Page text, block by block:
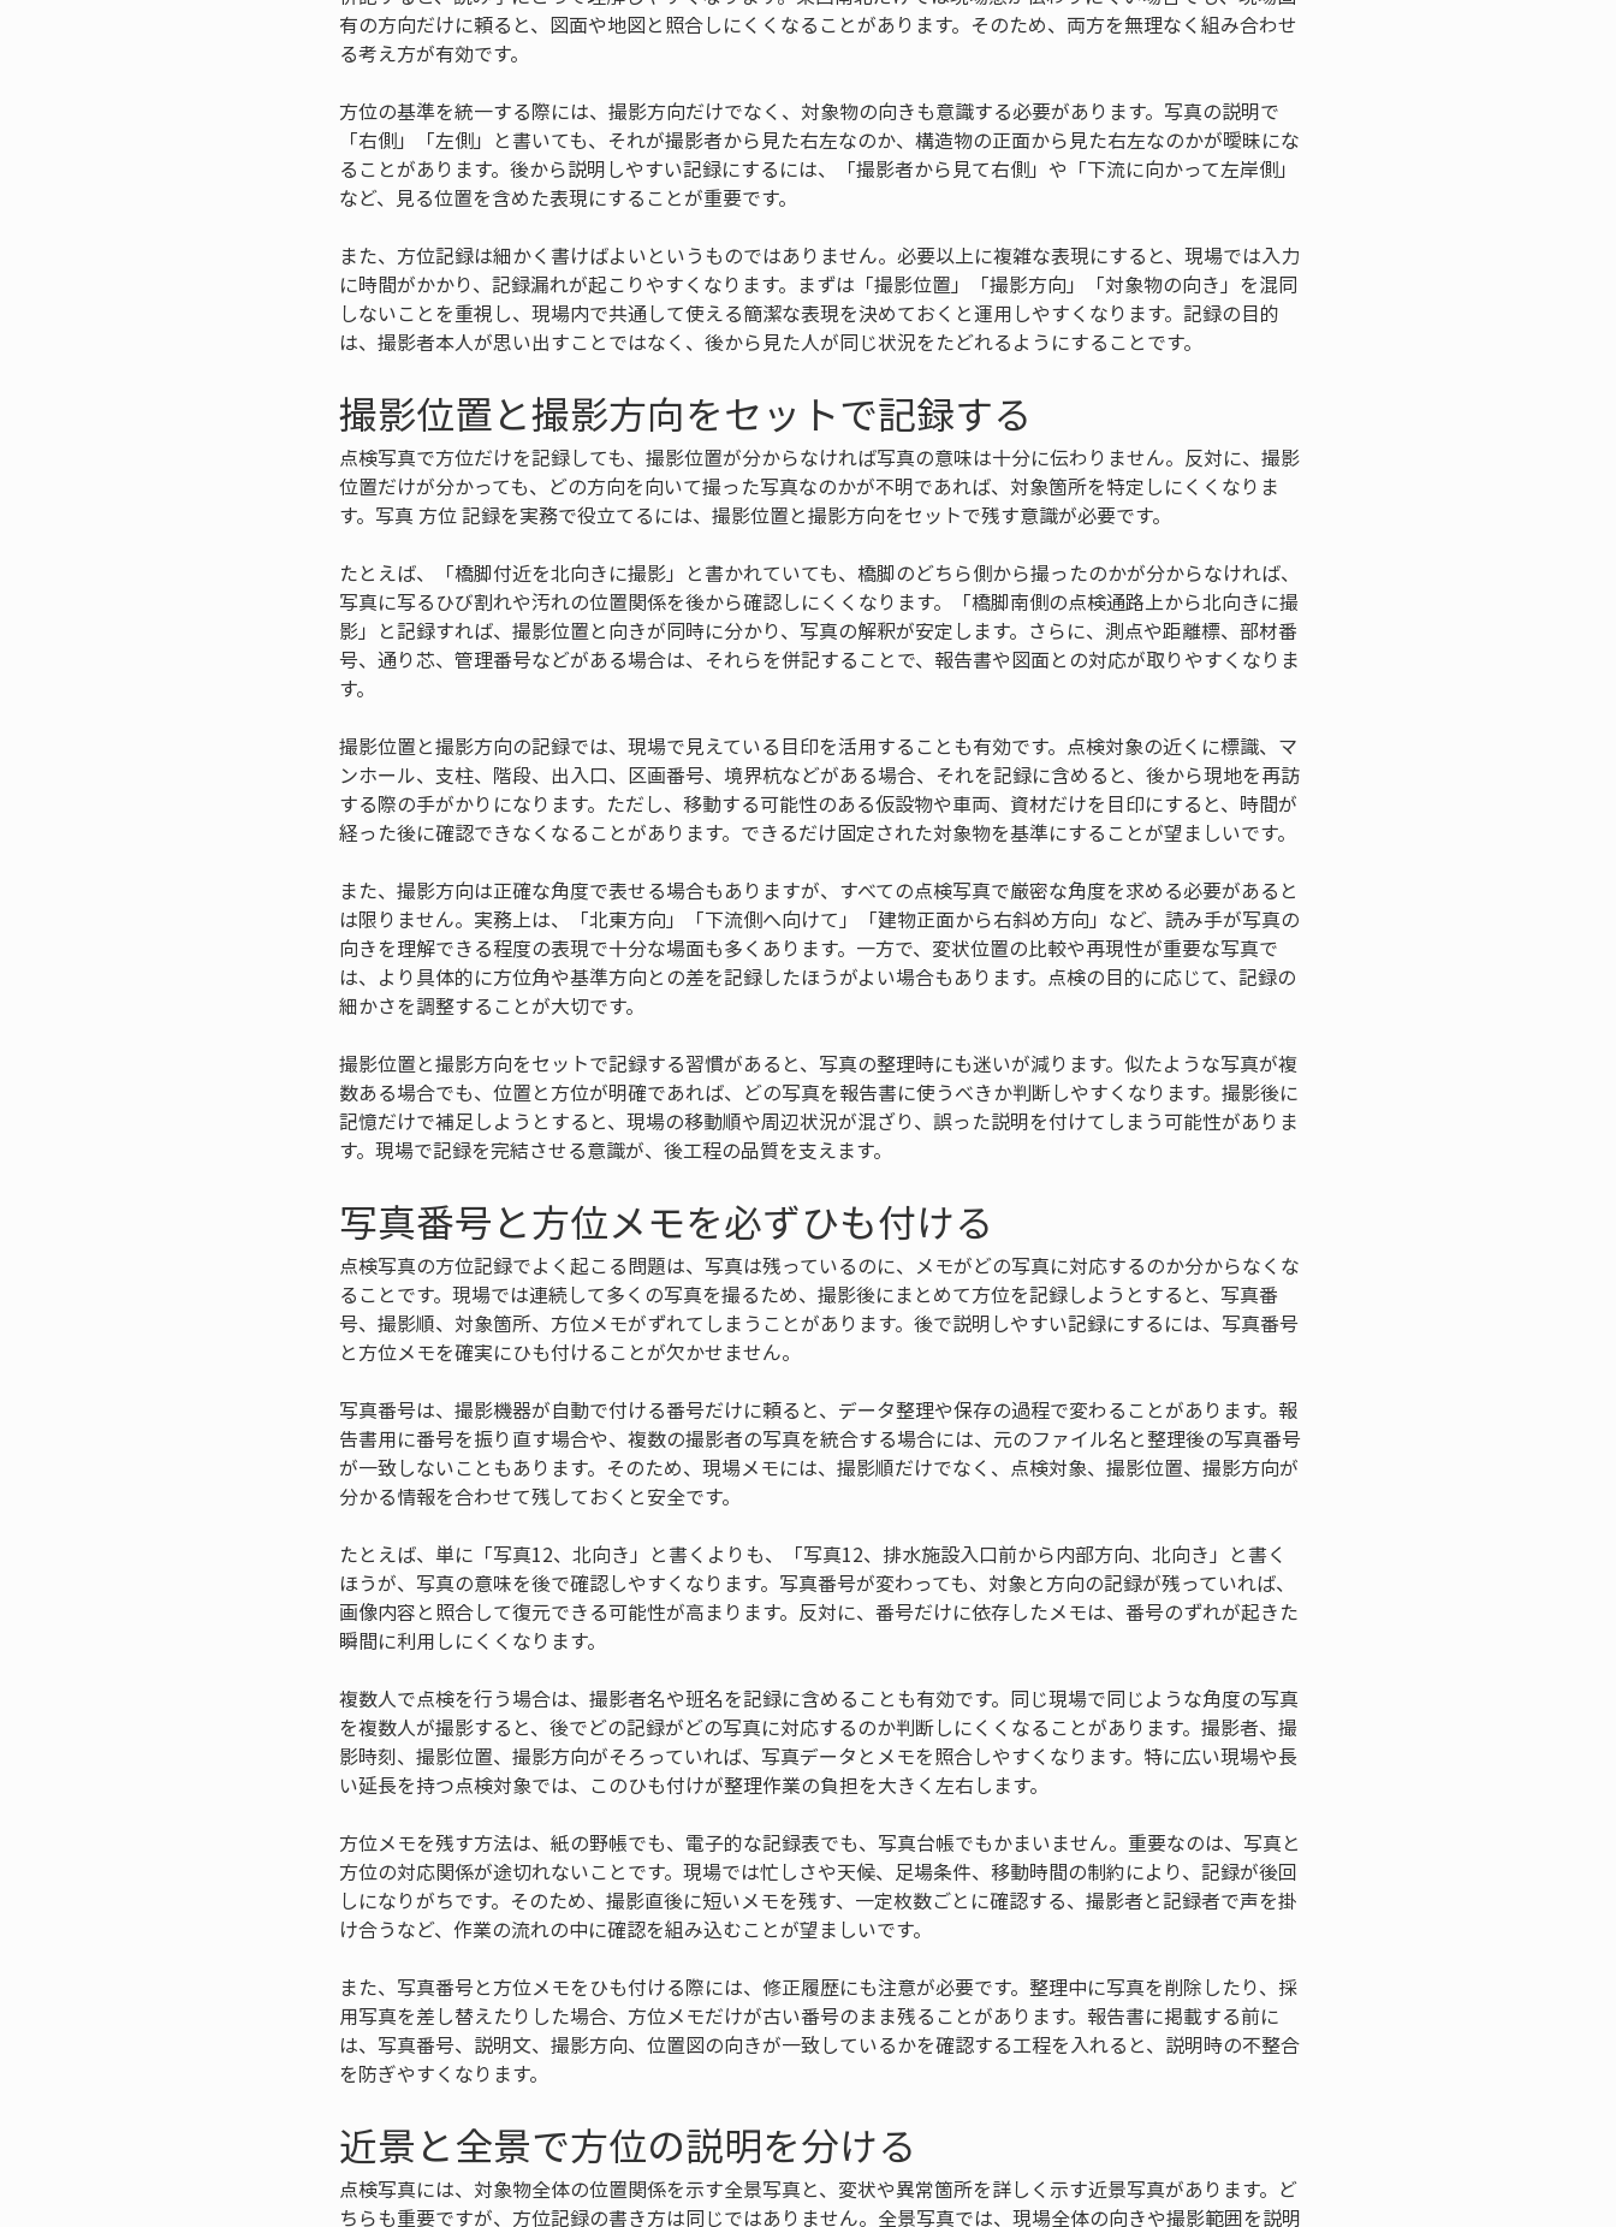
有の方向だけに頼ると、図面や地図と照合しにくくなることがあります。そのため、両方を無理なく組み合わせ
る考え方が有効です。
方位の基準を統一する際には、撮影方向だけでなく、対象物の向きも意識する必要があります。写真の説明で
「右側」「左側」と書いても、それが撮影者から見た右左なのか、構造物の正面から見た右左なのかが曖昧にな
ることがあります。後から説明しやすい記録にするには、「撮影者から見て右側」や「下流に向かって左岸側」
など、見る位置を含めた表現にすることが重要です。
また、方位記録は細かく書けばよいというものではありません。必要以上に複雑な表現にすると、現場では入力
に時間がかかり、記録漏れが起こりやすくなります。まずは「撮影位置」「撮影方向」「対象物の向き」を混同
しないことを重視し、現場内で共通して使える簡潔な表現を決めておくと運用しやすくなります。記録の目的
は、撮影者本人が思い出すことではなく、後から見た人が同じ状況をたどれるようにすることです。
撮影位置と撮影方向をセットで記録する
点検写真で方位だけを記録しても、撮影位置が分からなければ写真の意味は十分に伝わりません。反対に、撮影
位置だけが分かっても、どの方向を向いて撮った写真なのかが不明であれば、対象箇所を特定しにくくなりま
す。写真 方位 記録を実務で役立てるには、撮影位置と撮影方向をセットで残す意識が必要です。
たとえば、「橋脚付近を北向きに撮影」と書かれていても、橋脚のどちら側から撮ったのかが分からなければ、
写真に写るひび割れや汚れの位置関係を後から確認しにくくなります。「橋脚南側の点検通路上から北向きに撮
影」と記録すれば、撮影位置と向きが同時に分かり、写真の解釈が安定します。さらに、測点や距離標、部材番
号、通り芯、管理番号などがある場合は、それらを併記することで、報告書や図面との対応が取りやすくなりま
す。
撮影位置と撮影方向の記録では、現場で見えている目印を活用することも有効です。点検対象の近くに標識、マ
ンホール、支柱、階段、出入口、区画番号、境界杭などがある場合、それを記録に含めると、後から現地を再訪
する際の手がかりになります。ただし、移動する可能性のある仮設物や車両、資材だけを目印にすると、時間が
経った後に確認できなくなることがあります。できるだけ固定された対象物を基準にすることが望ましいです。
また、撮影方向は正確な角度で表せる場合もありますが、すべての点検写真で厳密な角度を求める必要があると
は限りません。実務上は、「北東方向」「下流側へ向けて」「建物正面から右斜め方向」など、読み手が写真の
向きを理解できる程度の表現で十分な場面も多くあります。一方で、変状位置の比較や再現性が重要な写真で
は、より具体的に方位角や基準方向との差を記録したほうがよい場合もあります。点検の目的に応じて、記録の
細かさを調整することが大切です。
撮影位置と撮影方向をセットで記録する習慣があると、写真の整理時にも迷いが減ります。似たような写真が複
数ある場合でも、位置と方位が明確であれば、どの写真を報告書に使うべきか判断しやすくなります。撮影後に
記憶だけで補足しようとすると、現場の移動順や周辺状況が混ざり、誤った説明を付けてしまう可能性がありま
す。現場で記録を完結させる意識が、後工程の品質を支えます。
写真番号と方位メモを必ずひも付ける
点検写真の方位記録でよく起こる問題は、写真は残っているのに、メモがどの写真に対応するのか分からなくな
ることです。現場では連続して多くの写真を撮るため、撮影後にまとめて方位を記録しようとすると、写真番
号、撮影順、対象箇所、方位メモがずれてしまうことがあります。後で説明しやすい記録にするには、写真番号
と方位メモを確実にひも付けることが欠かせません。
写真番号は、撮影機器が自動で付ける番号だけに頼ると、データ整理や保存の過程で変わることがあります。報
告書用に番号を振り直す場合や、複数の撮影者の写真を統合する場合には、元のファイル名と整理後の写真番号
が一致しないこともあります。そのため、現場メモには、撮影順だけでなく、点検対象、撮影位置、撮影方向が
分かる情報を合わせて残しておくと安全です。
たとえば、単に「写真12、北向き」と書くよりも、「写真12、排水施設入口前から内部方向、北向き」と書く
ほうが、写真の意味を後で確認しやすくなります。写真番号が変わっても、対象と方向の記録が残っていれば、
画像内容と照合して復元できる可能性が高まります。反対に、番号だけに依存したメモは、番号のずれが起きた
瞬間に利用しにくくなります。
複数人で点検を行う場合は、撮影者名や班名を記録に含めることも有効です。同じ現場で同じような角度の写真
を複数人が撮影すると、後でどの記録がどの写真に対応するのか判断しにくくなることがあります。撮影者、撮
影時刻、撮影位置、撮影方向がそろっていれば、写真データとメモを照合しやすくなります。特に広い現場や長
い延長を持つ点検対象では、このひも付けが整理作業の負担を大きく左右します。
方位メモを残す方法は、紙の野帳でも、電子的な記録表でも、写真台帳でもかまいません。重要なのは、写真と
方位の対応関係が途切れないことです。現場では忙しさや天候、足場条件、移動時間の制約により、記録が後回
しになりがちです。そのため、撮影直後に短いメモを残す、一定枚数ごとに確認する、撮影者と記録者で声を掛
け合うなど、作業の流れの中に確認を組み込むことが望ましいです。
また、写真番号と方位メモをひも付ける際には、修正履歴にも注意が必要です。整理中に写真を削除したり、採
用写真を差し替えたりした場合、方位メモだけが古い番号のまま残ることがあります。報告書に掲載する前に
は、写真番号、説明文、撮影方向、位置図の向きが一致しているかを確認する工程を入れると、説明時の不整合
を防ぎやすくなります。
近景と全景で方位の説明を分ける
点検写真には、対象物全体の位置関係を示す全景写真と、変状や異常箇所を詳しく示す近景写真があります。ど
ちらも重要ですが、方位記録の書き方は同じではありません。全景写真では、現場全体の向きや撮影範囲を説明